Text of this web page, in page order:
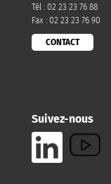
Tél : 02 23 23 76 88
Fax : 02 23 23 76 90
CONTACT
Suivez-nous